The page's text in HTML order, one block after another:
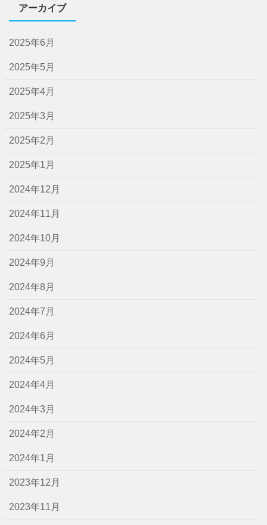
アーカイブ
2025年6月
2025年5月
2025年4月
2025年3月
2025年2月
2025年1月
2024年12月
2024年11月
2024年10月
2024年9月
2024年8月
2024年7月
2024年6月
2024年5月
2024年4月
2024年3月
2024年2月
2024年1月
2023年12月
2023年11月